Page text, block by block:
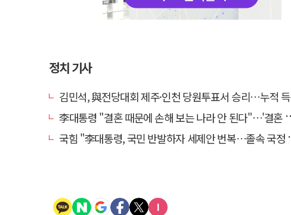
정치 기사
김민석, 與전당대회 제주·인천 당원투표서 승리…누적 득표는 '초박빙'
李대통령 "결혼 때문에 손해 보는 나라 안 된다"…'결혼 페널티' 22개 손본다
국힘 "李대통령, 국민 반발하자 세제안 번복…졸속 국정 즉각 중단"